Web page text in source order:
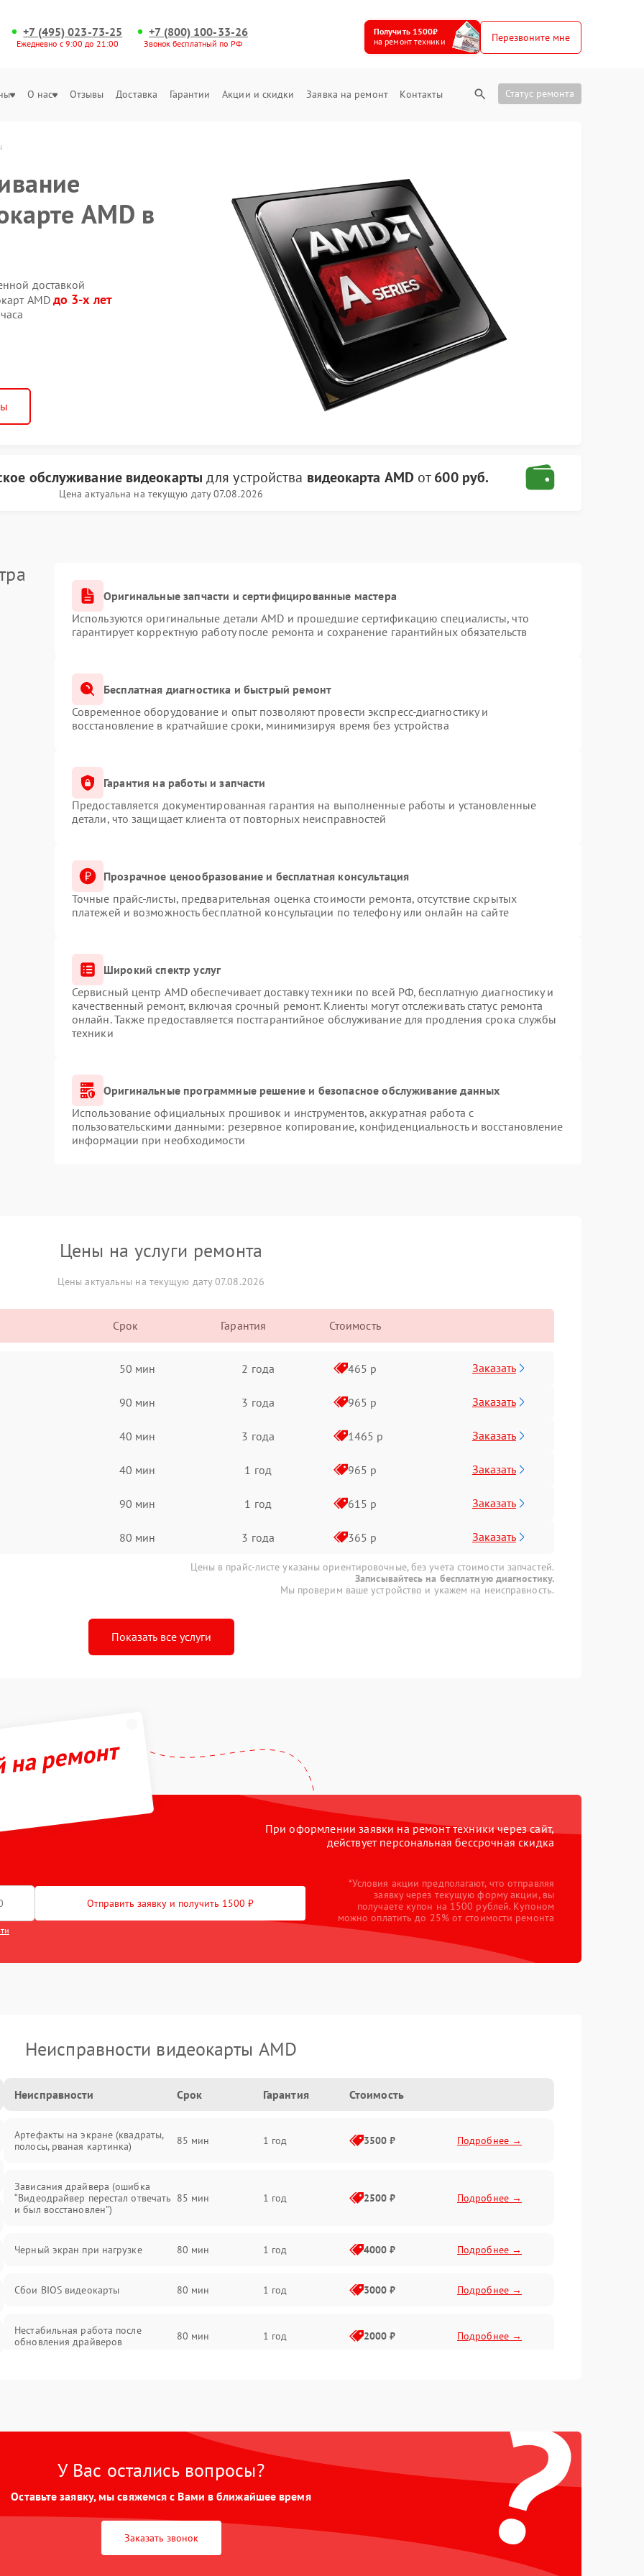
+7 (495) 023-73-25
Ежедневно с 9:00 до 21:00
+7 (800) 100-33-26
Звонок бесплатный по РФ
Получить 1500₽
на ремонт техники
Перезвоните мне
О нас Отзывы Доставка Гарантии Акции и скидки Заявка на ремонт Контакты Статус ремонта
AMD в
доставкой
AMD до 3-х лет
обслуживание видеокарты для устройства видеокарта AMDот600 руб.
Цена актуальна на текущую дату 07.08.2026
Оригинальные запчасти и сертифицированные мастера
Используются оригинальные детали AMD и прошедшие сертификацию специалисты, что
гарантирует корректную работу после ремонта и сохранение гарантийных обязательств
Бесплатная диагностика и быстрый ремонт
Современное оборудование и опыт позволяют провести экспресс-диагностику и
восстановление в кратчайшие сроки, минимизируя время без устройства
Гарантия на работы и запчасти
Предоставляется документированная гарантия на выполненные работы и установленные
детали, что защищает клиента от повторных неисправностей
Прозрачное ценообразование и бесплатная консультация
Точные прайс-листы, предварительная оценка стоимости ремонта, отсутствие скрытых
платежей и возможность бесплатной консультации по телефону или онлайн на сайте
Широкий спектр услуг
Сервисный центр AMD обеспечивает доставку техники по всей РФ, бесплатную диагностику и
качественный ремонт, включая срочный ремонт. Клиенты могут отслеживать статус ремонта
онлайн. Также предоставляется постгарантийное обслуживание для продления срока службы
техники
Оригинальные программные решение и безопасное обслуживание данных
Использование официальных прошивок и инструментов, аккуратная работа с
пользовательскими данными: резервное копирование, конфиденциальность и восстановление
информации при необходимости
Цены на услуги ремонта
Цены актуальны на текущую дату 07.08.2026
Срок Гарантия Стоимость
50 мин 2 года 465 р Заказать
90 мин 3 года 965 р Заказать
40 мин 3 года 1465 р Заказать
40 мин 1 год 965 р Заказать
90 мин 1 год 615 р Заказать
80 мин 3 года 365 р Заказать
Цены в прайс-листе указаны ориентировочные, без учета стоимости запчастей.
Записывайтесь на бесплатную диагностику.
Мы проверим ваше устройство и укажем на неисправность.
Показать все услуги
ремонт
При оформлении заявки на ремонт техники через сайт,
действует персональная бессрочная скидка
Отправить заявку и получить 1500 ₽
*Условия акции предполагают, что отправляя
заявку через текущую форму акции, вы
получаете купон на 1500 рублей. Купоном
можно оплатить до 25% от стоимости ремонта
Неисправности видеокарты AMD
Неисправности Срок Гарантия Стоимость
Артефакты на экране (квадраты,
полосы, рваная картинка)
85 мин 1 год 3500 ₽ Подробнее →
Зависания драйвера (ошибка
“Видеодрайвер перестал отвечать
и был восстановлен”)
85 мин 1 год 2500 ₽ Подробнее →
Черный экран при нагрузке 80 мин 1 год 4000 ₽ Подробнее →
Сбои BIOS видеокарты 80 мин 1 год 3000 ₽ Подробнее →
Нестабильная работа после
обновления драйверов
80 мин 1 год 2000 ₽ Подробнее →
?
У Вас остались вопросы?
Оставьте заявку, мы свяжемся с Вами в ближайшее время
Заказать звонок